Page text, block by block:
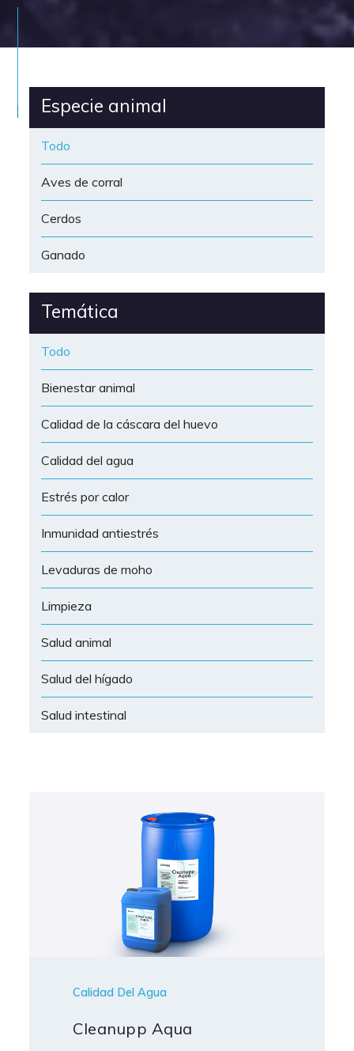
Sectores
Temas
Español Nederlands English Deutsch
Especie animal
Todo
Aves de corral
Cerdos
Ganado
Temática
Todo
Bienestar animal
Calidad de la cáscara del huevo
Calidad del agua
Estrés por calor
Inmunidad antiestrés
Levaduras de moho
Limpieza
Salud animal
Salud del hígado
Salud intestinal
Calidad Del Agua
Cleanupp Aqua